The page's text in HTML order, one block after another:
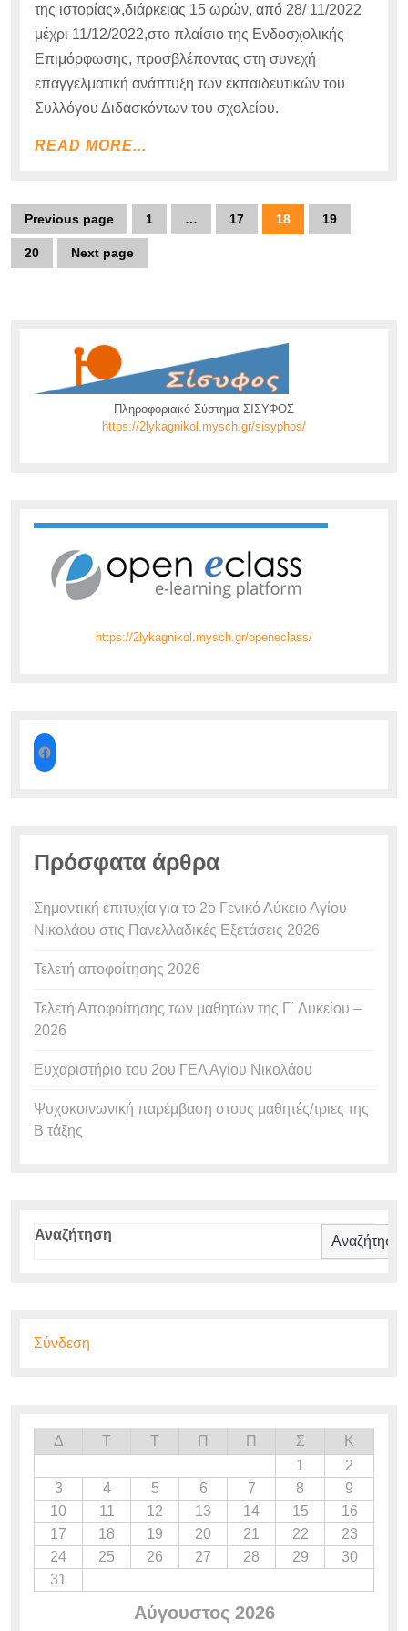
της ιστορίας»,διάρκειας 15 ωρών, από 28/ 11/2022
μέχρι 11/12/2022,στο πλαίσιο της Ενδοσχολικής
Επιμόρφωσης, προσβλέποντας στη συνεχή
επαγγελματική ανάπτυξη των εκπαιδευτικών του
Συλλόγου Διδασκόντων του σχολείου.
READ MORE...
Πλοήγηση
άρθρων
Previous page 1 … 17 18 19
20 Next page
Πληροφοριακό Σύστημα ΣΙΣΥΦΟΣ
https://2lykagnikol.mysch.gr/sisyphos/
https://2lykagnikol.mysch.gr/openeclass/
Πρόσφατα άρθρα
Σημαντική επιτυχία για το 2ο Γενικό Λύκειο Αγίου
Νικολάου στις Πανελλαδικές Εξετάσεις 2026
Τελετή αποφοίτησης 2026
Τελετή Αποφοίτησης των μαθητών της Γ΄ Λυκείου –
2026
Ευχαριστήριο του 2ου ΓΕΛ Αγίου Νικολάου
Ψυχοκοινωνική παρέμβαση στους μαθητές/τριες της
Β τάξης
Αναζήτηση Αναζήτηση
Σύνδεση
Αύγουστος 2026
Δ Τ Τ Π Π Σ
Κ
1
2
3
4 5 6 7 8
9
10
11 12 13 14 15
16
17
18 19 20 21 22
23
24
25 26 27 28 29
30
31